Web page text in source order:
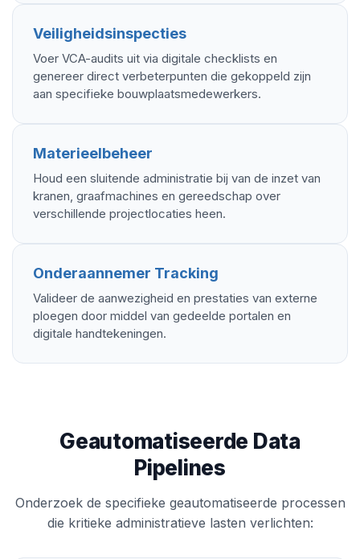
Veiligheidsinspecties
Voer VCA-audits uit via digitale checklists en
genereer direct verbeterpunten die gekoppeld zijn
aan specifieke bouwplaatsmedewerkers.
Materieelbeheer
Houd een sluitende administratie bij van de inzet van
kranen, graafmachines en gereedschap over
verschillende projectlocaties heen.
Onderaannemer Tracking
Valideer de aanwezigheid en prestaties van externe
ploegen door middel van gedeelde portalen en
digitale handtekeningen.
Geautomatiseerde Data
Pipelines
Onderzoek de specifieke geautomatiseerde processen
die kritieke administratieve lasten verlichten: